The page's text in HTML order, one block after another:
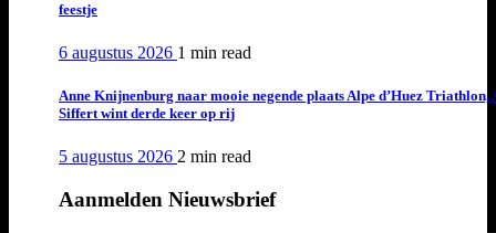
feestje
6 augustus 2026 1 min read
Anne Knijnenburg naar mooie negende plaats Alpe d’Huez Triathlon,
Siffert wint derde keer op rij
5 augustus 2026 2 min read
Aanmelden Nieuwsbrief